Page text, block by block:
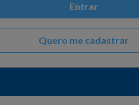
Entrar
Quero me cadastrar